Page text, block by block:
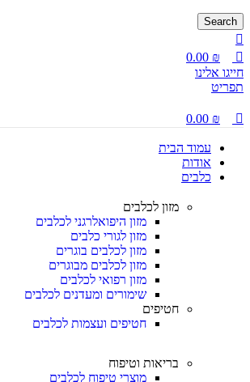
Search
0.00 ₪
חייגו אלינו
תפריט
0.00 ₪
עמוד הבית
אודות
כלבים
מזון לכלבים
מזון היפואלרגני לכלבים
מזון לגורי כלבים
מזון לכלבים בוגרים
מזון לכלבים מבוגרים
מזון רפואי לכלבים
שימורים ומעדנים לכלבים
חטיפים
חטיפים ועצמות לכלבים
בריאות וטיפוח
מוצרי טיפוח לכלבים